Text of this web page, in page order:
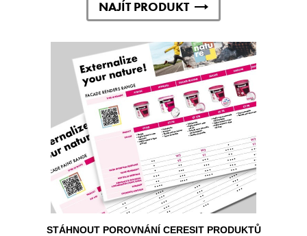
NAJÍT PRODUKT
STÁHNOUT POROVNÁNÍ CERESIT PRODUKTŮ